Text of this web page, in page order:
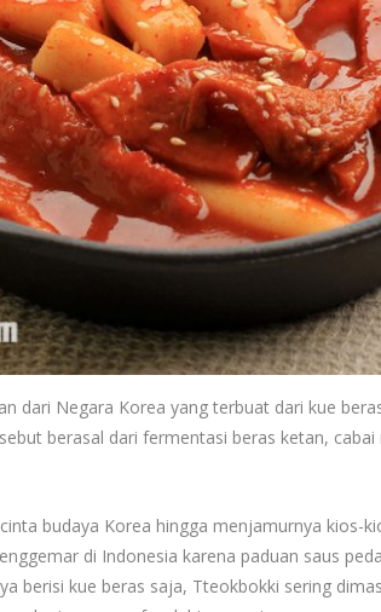
dari Negara Korea yang terbuat dari kue
berasal dari fermentasi beras ketan,
budaya Korea hingga menjamurnya kios-
di Indonesia karena paduan saus
berisi kue beras saja, Tteokbokki sering